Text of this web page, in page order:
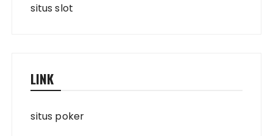
situs slot
LINK
situs poker